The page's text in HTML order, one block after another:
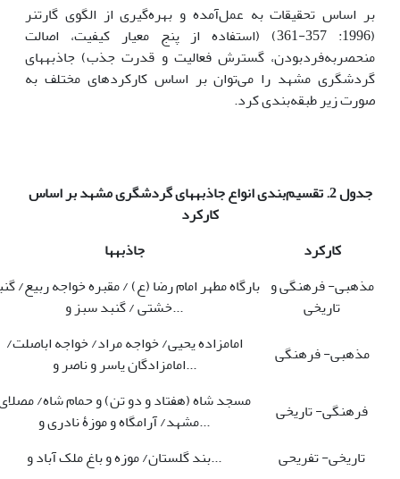
بر اساس تحقیقات به عمل‌آمده و بهره‌گیری از الگوی گارتنر
(1996: 357-361) (استفاده از پنج معیار کیفیت، اصالت
منحصربه‌فردبودن، گسترش فعالیت و قدرت جذب) جاذبه­های
گردشگری مشهد را می‌توان بر اساس کارکردهای مختلف به
صورت زیر طبقه‌بندی کرد.
جدول 2. تقسیم‌بندی انواع جاذبه­های گردشگری مشهد بر اساس
کارکرد
کارکرد
جاذبه­ها
مذهبی- فرهنگی و
تاریخی
بارگاه مطهر امام رضا (ع) / مقبره خواجه ربیع/
خشتی / گنبد سبز و...
مذهبی- فرهنگی
امامزاده یحیی/ خواجه مراد/ خواجه اباصلت/
امامزادگان یاسر و ناصر و...
فرهنگی- تاریخی
مسجد شاه (هفتاد و دو تن) و حمام شاه/
مشهد/ آرامگاه و موزۀ نادری و...
تاریخی- تفریحی
بند گلستان/ موزه و باغ ملک آباد و...